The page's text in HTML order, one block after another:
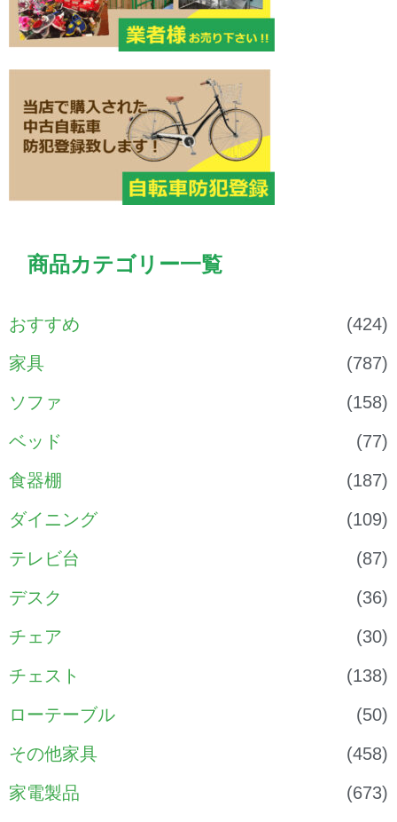
商品カテゴリー一覧
おすすめ
(424)
家具
(787)
ソファ
(158)
ベッド
(77)
食器棚
(187)
ダイニング
(109)
テレビ台
(87)
デスク
(36)
チェア
(30)
チェスト
(138)
ローテーブル
(50)
その他家具
(458)
家電製品
(673)